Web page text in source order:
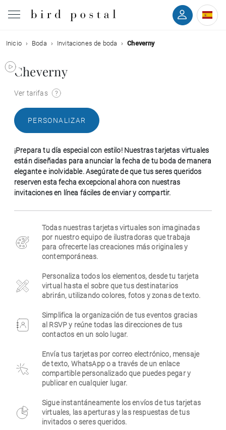
Boda
Nacimiento
Comunión
Condolencias
Cumpleaños
Empresa
Inicio Boda Invitaciones de boda Cheverny
Cheverny
Ver tarifas
PERSONALIZAR
¡Prepara tu día especial con estilo! Nuestras tarjetas virtuales
están diseñadas para anunciar la fecha de tu boda de manera
elegante e inolvidable. Asegúrate de que tus seres queridos
reserven esta fecha excepcional ahora con nuestras
invitaciones en línea fáciles de enviar y compartir.
Todas nuestras tarjetas virtuales son imaginadas
por nuestro equipo de ilustradoras que trabaja
para ofrecerte las creaciones más originales y
contemporáneas.
Personaliza todos los elementos, desde tu tarjeta
virtual hasta el sobre que tus destinatarios
abrirán, utilizando colores, fotos y zonas de texto.
Simplifica la organización de tus eventos gracias
al RSVP y reúne todas las direcciones de tus
contactos en un solo lugar.
Envía tus tarjetas por correo electrónico, mensaje
de texto, WhatsApp o a través de un enlace
compartible personalizado que puedes pegar y
publicar en cualquier lugar.
Sigue instantáneamente los envíos de tus tarjetas
virtuales, las aperturas y las respuestas de tus
invitados o seres queridos.